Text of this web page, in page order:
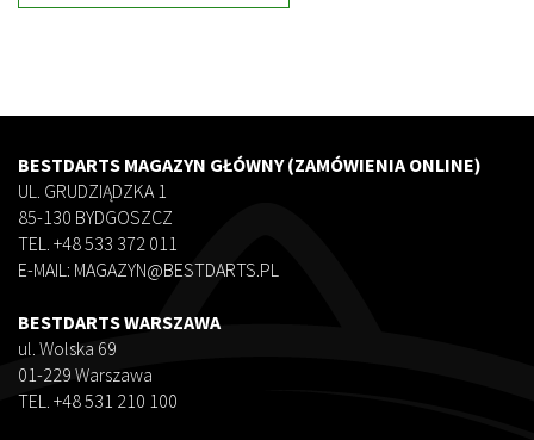
BESTDARTS MAGAZYN GŁÓWNY (ZAMÓWIENIA ONLINE)
UL. GRUDZIĄDZKA 1
85-130 BYDGOSZCZ
TEL. +48 533 372 011
E-MAIL: MAGAZYN@BESTDARTS.PL
BESTDARTS WARSZAWA
ul. Wolska 69
01-229 Warszawa
TEL. +48 531 210 100